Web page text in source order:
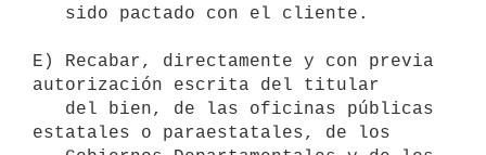
E) Recabar, directamente y con previa
autorización escrita del titular
estatales o paraestatales, de los